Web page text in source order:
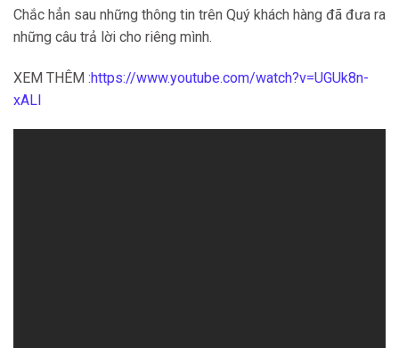
Chắc hẳn sau những thông tin trên Quý khách hàng đã đưa ra
những câu trả lời cho riêng mình.
XEM THÊM :https://www.youtube.com/watch?v=UGUk8n-
xALI